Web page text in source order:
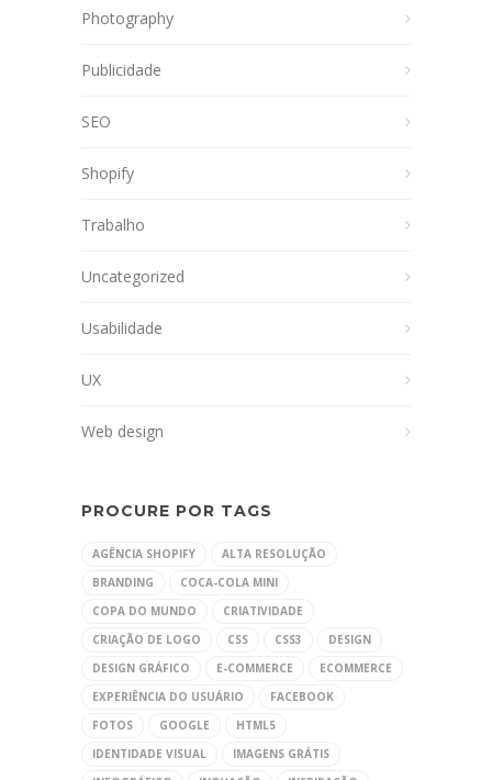
Photography
Publicidade
SEO
Shopify
Trabalho
Uncategorized
Usabilidade
UX
Web design
PROCURE POR TAGS
AGÊNCIA SHOPIFY
ALTA RESOLUÇÃO
BRANDING
COCA-COLA MINI
COPA DO MUNDO
CRIATIVIDADE
CRIAÇÃO DE LOGO
CSS CSS3
DESIGN
DESIGN GRÁFICO
E-COMMERCE
ECOMMERCE
EXPERIÊNCIA DO USUÁRIO
FACEBOOK
FOTOS
GOOGLE
HTML5
IDENTIDADE VISUAL
IMAGENS GRÁTIS